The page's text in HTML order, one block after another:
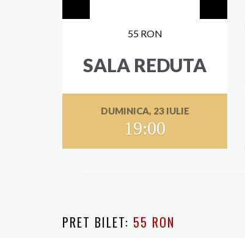
55 RON
SALA REDUTA
DUMINICA, 23 IULIE
19:00
PRET BILET: 55 RON